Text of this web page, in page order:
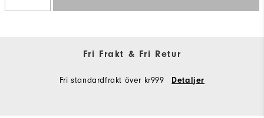
Fri Frakt & Fri Retur
Fri standardfrakt över kr999 Detaljer